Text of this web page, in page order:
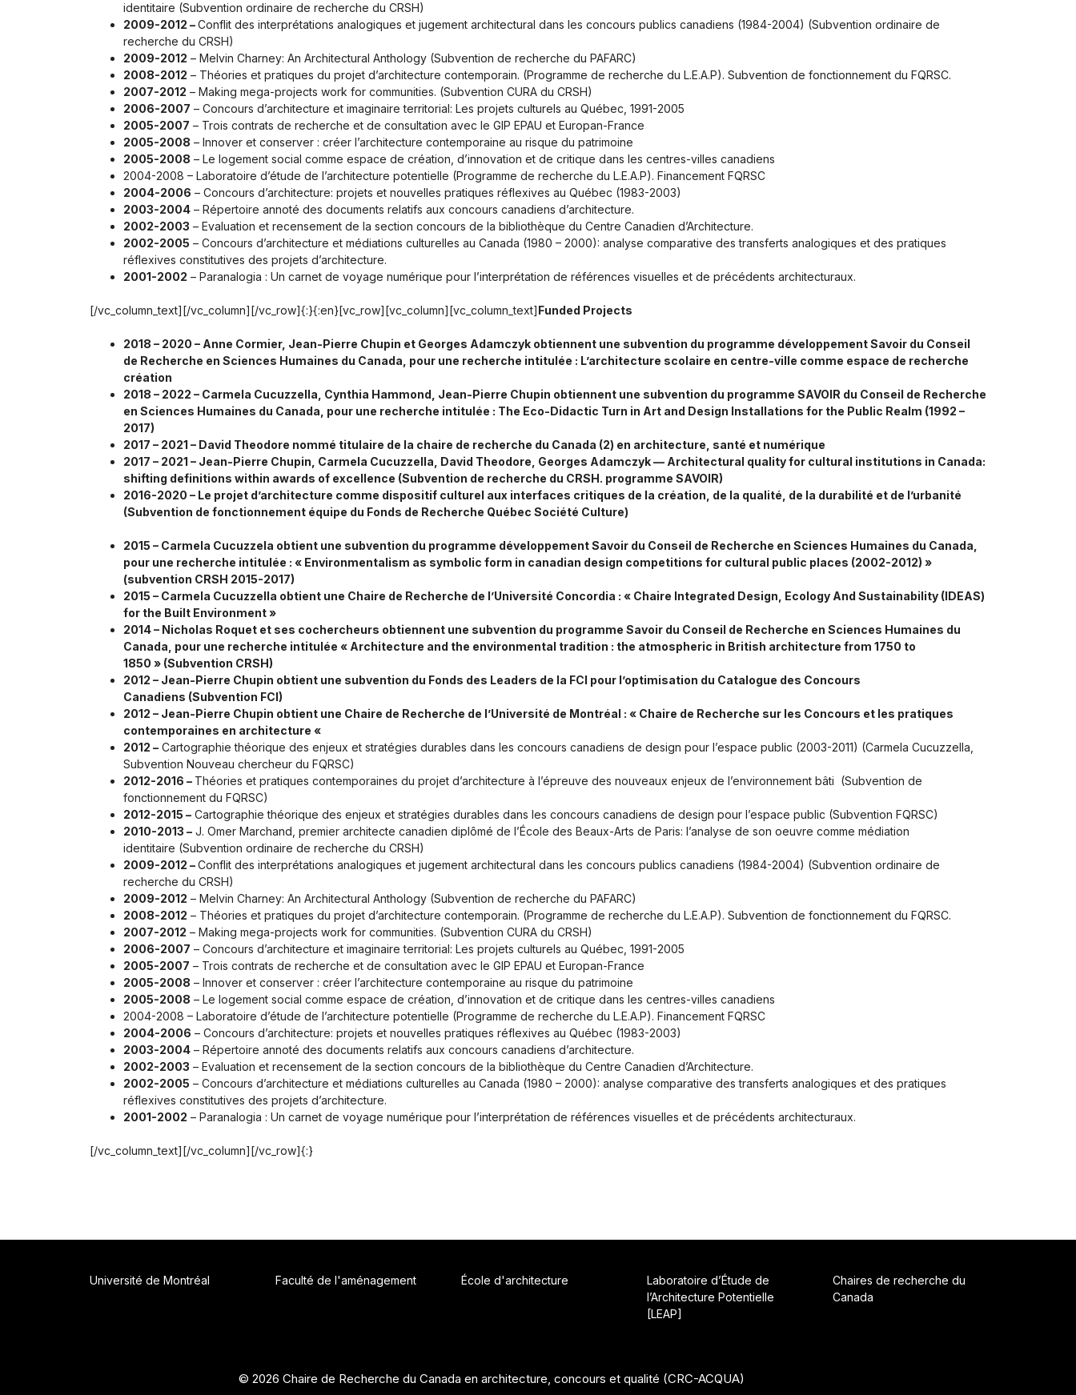
identitaire (Subvention ordinaire de recherche du CRSH)
2009-2012 –Conflit des interprétations analogiques et jugement architectural dans les concours publics canadiens (1984-2004) (Subvention ordinaire de
recherche du CRSH)
2009-2012 – Melvin Charney: An Architectural Anthology (Subvention de recherche du PAFARC)
2008-2012 – Théories et pratiques du projet d’architecture contemporain. (Programme de recherche du L.E.A.P). Subvention de fonctionnement du FQRSC.
2007-2012 – Making mega-projects work for communities. (Subvention CURA du CRSH)
2006-2007 – Concours d’architecture et imaginaire territorial: Les projets culturels au Québec, 1991-2005
2005-2007 – Trois contrats de recherche et de consultation avec le GIP EPAU et Europan-France
2005-2008 – Innover et conserver : créer l’architecture contemporaine au risque du patrimoine
2005-2008 – Le logement social comme espace de création, d’innovation et de critique dans les centres-villes canadiens
2004-2008 – Laboratoire d’étude de l’architecture potentielle (Programme de recherche du L.E.A.P). Financement FQRSC
2004-2006 – Concours d’architecture: projets et nouvelles pratiques réflexives au Québec (1983-2003)
2003-2004 – Répertoire annoté des documents relatifs aux concours canadiens d’architecture.
2002-2003 – Evaluation et recensement de la section concours de la bibliothèque du Centre Canadien d’Architecture.
2002-2005 – Concours d’architecture et médiations culturelles au Canada (1980 – 2000): analyse comparative des transferts analogiques et des pratiques
réflexives constitutives des projets d’architecture.
2001-2002 – Paranalogia : Un carnet de voyage numérique pour l’interprétation de références visuelles et de précédents architecturaux.
[/vc_column_text][/vc_column][/vc_row]{:}{:en}[vc_row][vc_column][vc_column_text]Funded Projects
2018 – 2020 – Anne Cormier, Jean-Pierre Chupin et Georges Adamczyk obtiennent une subvention du programme développement Savoir du Conseil
de Recherche en Sciences Humaines du Canada, pour une recherche intitulée : L’architecture scolaire en centre-ville comme espace de recherche
création
2018 – 2022 – Carmela Cucuzzella, Cynthia Hammond, Jean-Pierre Chupin obtiennent une subvention du programme SAVOIR du Conseil de Recherche
en Sciences Humaines du Canada, pour une recherche intitulée : The Eco-Didactic Turn in Art and Design Installations for the Public Realm (1992 –
2017)
2017 – 2021 – David Theodore nommé titulaire de la chaire de recherche du Canada (2) en architecture, santé et numérique
2017 – 2021 – Jean-Pierre Chupin, Carmela Cucuzzella, David Theodore, Georges Adamczyk — Architectural quality for cultural institutions in Canada:
shifting definitions within awards of excellence (Subvention de recherche du CRSH. programme SAVOIR)
2016-2020 – Le projet d’architecture comme dispositif culturel aux interfaces critiques de la création, de la qualité, de la durabilité et de l’urbanité
(Subvention de fonctionnement équipe du Fonds de Recherche Québec Société Culture)
2015 – Carmela Cucuzzela obtient une subvention du programme développement Savoir du Conseil de Recherche en Sciences Humaines du Canada,
pour une recherche intitulée : « Environmentalism as symbolic form in canadian design competitions for cultural public places (2002-2012) »
(subvention CRSH 2015-2017)
2015 – Carmela Cucuzzella obtient une Chaire de Recherche de l’Université Concordia : « Chaire Integrated Design, Ecology And Sustainability (IDEAS)
for the Built Environment »
2014 – Nicholas Roquet et ses cochercheurs obtiennent une subvention du programme Savoir du Conseil de Recherche en Sciences Humaines du
Canada, pour une recherche intitulée « Architecture and the environmental tradition : the atmospheric in British architecture from 1750 to
1850 » (Subvention CRSH)
2012 – Jean-Pierre Chupin obtient une subvention du Fonds des Leaders de la FCI pour l’optimisation du Catalogue des Concours
Canadiens (Subvention FCI)
2012 – Jean-Pierre Chupin obtient une Chaire de Recherche de l’Université de Montréal : « Chaire de Recherche sur les Concours et les pratiques
contemporaines en architecture «
2012 – Cartographie théorique des enjeux et stratégies durables dans les concours canadiens de design pour l’espace public (2003-2011) (Carmela Cucuzzella,
Subvention Nouveau chercheur du FQRSC)
2012-2016 – Théories et pratiques contemporaines du projet d’architecture à l’épreuve des nouveaux enjeux de l’environnement bâti (Subvention de
fonctionnement du FQRSC)
2012-2015 – Cartographie théorique des enjeux et stratégies durables dans les concours canadiens de design pour l’espace public (Subvention FQRSC)
2010-2013 – J. Omer Marchand, premier architecte canadien diplômé de l’École des Beaux-Arts de Paris: l’analyse de son oeuvre comme médiation
identitaire (Subvention ordinaire de recherche du CRSH)
2009-2012 –Conflit des interprétations analogiques et jugement architectural dans les concours publics canadiens (1984-2004) (Subvention ordinaire de
recherche du CRSH)
2009-2012 – Melvin Charney: An Architectural Anthology (Subvention de recherche du PAFARC)
2008-2012 – Théories et pratiques du projet d’architecture contemporain. (Programme de recherche du L.E.A.P). Subvention de fonctionnement du FQRSC.
2007-2012 – Making mega-projects work for communities. (Subvention CURA du CRSH)
2006-2007 – Concours d’architecture et imaginaire territorial: Les projets culturels au Québec, 1991-2005
2005-2007 – Trois contrats de recherche et de consultation avec le GIP EPAU et Europan-France
2005-2008 – Innover et conserver : créer l’architecture contemporaine au risque du patrimoine
2005-2008 – Le logement social comme espace de création, d’innovation et de critique dans les centres-villes canadiens
2004-2008 – Laboratoire d’étude de l’architecture potentielle (Programme de recherche du L.E.A.P). Financement FQRSC
2004-2006 – Concours d’architecture: projets et nouvelles pratiques réflexives au Québec (1983-2003)
2003-2004 – Répertoire annoté des documents relatifs aux concours canadiens d’architecture.
2002-2003 – Evaluation et recensement de la section concours de la bibliothèque du Centre Canadien d’Architecture.
2002-2005 – Concours d’architecture et médiations culturelles au Canada (1980 – 2000): analyse comparative des transferts analogiques et des pratiques
réflexives constitutives des projets d’architecture.
2001-2002 – Paranalogia : Un carnet de voyage numérique pour l’interprétation de références visuelles et de précédents architecturaux.
[/vc_column_text][/vc_column][/vc_row]{:}
Université de Montréal Faculté de l'aménagement École d'architecture
Laboratoire d’Étude de
l’Architecture Potentielle
[LEAP]
Chaires de recherche du
Canada
© 2026 Chaire de Recherche du Canada en architecture, concours et qualité (CRC-ACQUA)